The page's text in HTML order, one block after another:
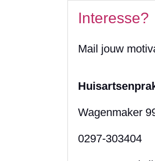
Interesse?
Mail jouw
Wagenmaker
0297-303404